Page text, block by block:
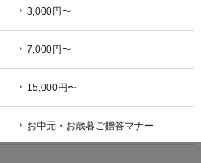
3,000円〜
7,000円〜
15,000円〜
お中元・お歳暮ご贈答マナー